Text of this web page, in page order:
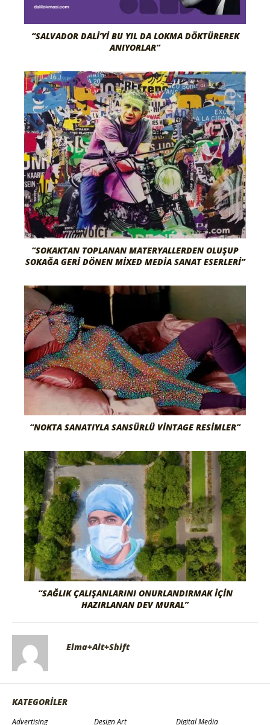
“SALVADOR DALI’YI BU YIL DA LOKMA DÖKTÜREREK
ANIYORLAR”
“SOKAKTAN TOPLANAN MATERYALLERDEN OLUŞUP
SOKAĞA GERI DÖNEN MIXED MEDIA SANAT ESERLERI”
“NOKTA SANATIYLA SANSÜRLÜ VINTAGE RESIMLER”
“SAĞLIK ÇALIŞANLARINI ONURLANDIRMAK İÇIN
HAZIRLANAN DEV MURAL”
Elma+Alt+Shift
KATEGORİLER
Advertising Design Art Digital Media